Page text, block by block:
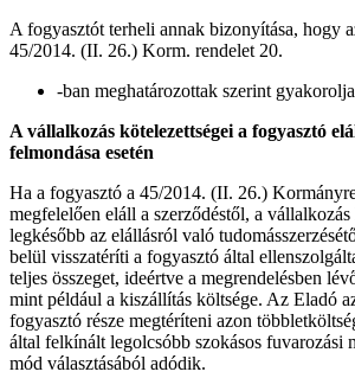
A fogyasztót terheli annak bizonyítása, hogy
45/2014. (II. 26.) Korm. rendelet 20.
-ban meghatározottak szerint
A vállalkozás kötelezettségei a fogyasztó
felmondása esetén
Ha a fogyasztó a 45/2014. (II. 26.)
megfelelően eláll a szerződéstől, a
legkésőbb az elállásról való
belül visszatéríti a fogyasztó által
teljes összeget, ideértve a megrendelésben
mint például a kiszállítás költsége. Az Eladó
fogyasztó része megtéríteni azon
által felkínált legolcsóbb szokásos fuvarozási
mód választásából adódik.